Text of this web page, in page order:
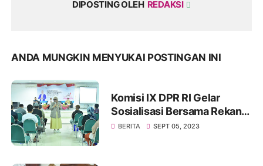
DIPOSTING OLEH REDAKSI
ANDA MUNGKIN MENYUKAI POSTINGAN INI
Komisi IX DPR RI Gelar
Sosialisasi Bersama Rekan
Mitra Kerjanya BKKBN di
BERITA SEPT 05, 2023